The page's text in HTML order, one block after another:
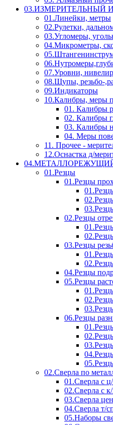
03.ИЗМЕРИТЕЛЬНЫЙ
01.Линейки, метры
02.Рулетки,
03.Угломеры,
04.Микрометры,
07.Уровни,
08.Щупы, резьбо-
09.Индикаторы
10.Калибры, меры
01. Калибры
02. Калибры
03. Калибры
04. Меры
11. Прочее -
12.Оснастка д/
01.Резцы
01.Резцы
02.Резцы
03.Резцы
04.Резцы
05.Резцы
06.Резцы
02.Сверла по
01.Сверла с
02.Сверла с
03.Сверла
04.Сверла т/
05.Наборы